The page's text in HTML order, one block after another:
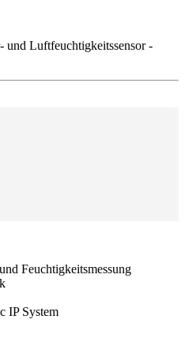
und Luftfeuchtigkeitssensor -
Feuchtigkeitsmessung
IP System